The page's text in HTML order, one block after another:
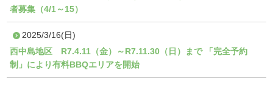
者募集（4/1～15）
2025/3/16(日)
西中島地区 R7.4.11（金）～R7.11.30（日）まで 「完全予約
制」により有料BBQエリアを開始